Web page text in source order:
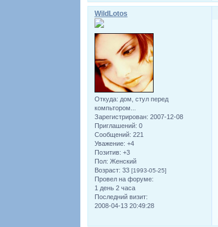
WildLotos
Откуда: дом, стул перед
компьтором...
Зарегистрирован: 2007-12-08
Приглашений: 0
Сообщений: 221
Уважение: +4
Позитив: +3
Пол: Женский
Возраст: 33 [1993-05-25]
Провел на форуме:
1 день 2 часа
Последний визит:
2008-04-13 20:49:28